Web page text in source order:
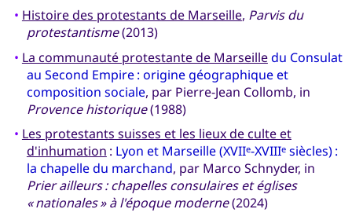
• Histoire des protestants de Marseille, Parvis du
protestantisme(2013)
• La communauté protestante de Marseilledu Consulat
au Second Empire : origine géographique et
composition sociale, par Pierre-Jean Collomb, in
Provence historique(1988)
• Les protestants suisses et les lieux de culte et
d'inhumation : Lyon et Marseille (XVIIe-XVIIIesiècles) :
la chapelle du marchand, par Marco Schnyder, in
Prier ailleurs : chapelles consulaires et églises
« nationales » à l'époque moderne(2024)